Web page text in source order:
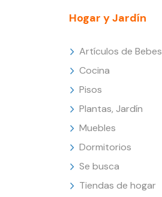
Hogar y Jardín
Artículos de Bebes
Cocina
Pisos
Plantas, Jardín
Muebles
Dormitorios
Se busca
Tiendas de hogar